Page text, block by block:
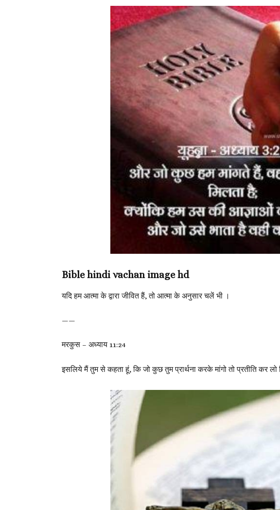
Bible hindi vachan image hd
यदि हम आत्मा के द्वारा जीवित हैं, तो आत्मा के अनुसार चलें भी ।
——
मरकुस – अध्याय 11:24
इसलिये मैं तुम से कहता हूं, कि जो कुछ तुम प्रार्थना करके मांगो तो प्रतीति कर लो